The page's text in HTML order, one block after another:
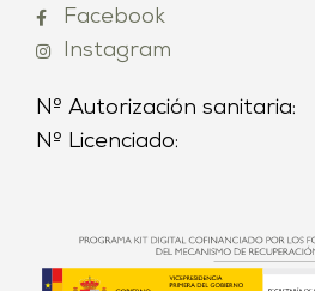
Facebook
Instagram
Nº Autorización sanitaria:
Nº Licenciado: